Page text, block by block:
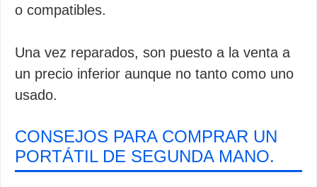
o compatibles.
Una vez reparados, son puesto a la venta a
un precio inferior aunque no tanto como uno
usado.
CONSEJOS PARA COMPRAR UN
PORTÁTIL DE SEGUNDA MANO.